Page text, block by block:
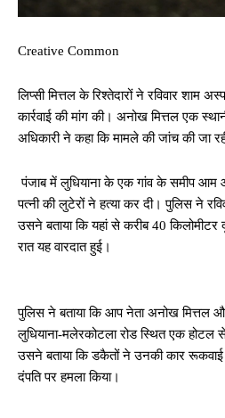
Creative Common
लिप्सी मित्तल के रिश्तेदारों ने रविवार शाम
कार्रवाई की मांग की। अनोख मित्तल एक
अधिकारी ने कहा कि मामले की जांच की जा
पंजाब में लुधियाना के एक गांव के समीप आम
पत्नी की लुटेरों ने हत्या कर दी। पुलिस ने
उसने बताया कि यहां से करीब 40 किलोमीटर
रात यह वारदात हुई।
पुलिस ने बताया कि आप नेता अनोख मित्तल
लुधियाना-मलेरकोटला रोड स्थित एक
उसने बताया कि डकैतों ने उनकी कार रूकवाई
दंपति पर हमला किया।